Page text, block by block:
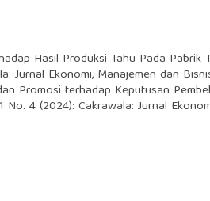
Hasil Produksi Tahu Pada
Jurnal Ekonomi, Manajemen dan
Promosi terhadap Keputusan
4 (2024): Cakrawala: Jurnal